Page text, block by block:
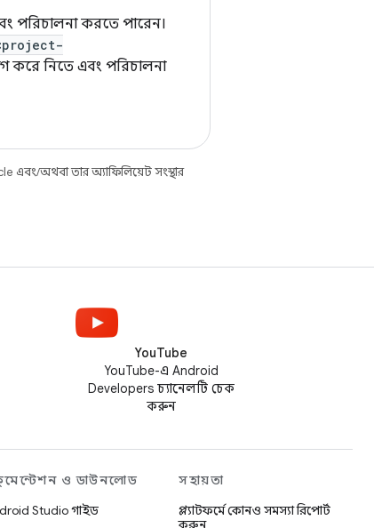
পরিচালনা করতে পারেন।
করে নিতে এবং পরিচালনা
এবং/অথবা তার অ্যাফিলিয়েট সংস্থার
YouTube
YouTube-এ Android
Developers চ্যানেলটি চেক
করুন
ও ডাউনলোড
Studio গাইড
সহায়তা
প্ল্যাটফর্মে কোনও সমস্যা রিপোর্ট
করুন